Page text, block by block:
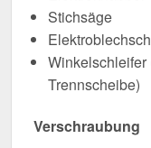
Stichsäge
Trennscheibe)
Verschraubung